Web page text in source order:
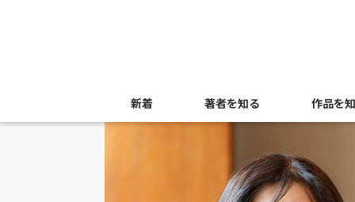
新着 著者を知る 作品を